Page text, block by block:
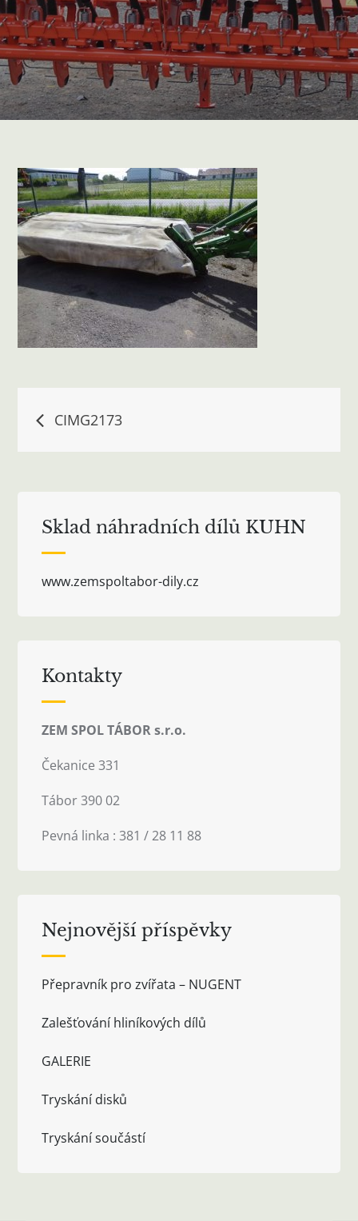
Navigace
CIMG2173
Sklad náhradních dílů KUHN
www.zemspoltabor-dily.cz
Kontakty
ZEM SPOL TÁBOR s.r.o.
Čekanice 331
Tábor 390 02
Pevná linka : 381 / 28 11 88
Nejnovější příspěvky
Přepravník pro zvířata – NUGENT
Zalešťování hliníkových dílů
GALERIE
Tryskání disků
Tryskání součástí